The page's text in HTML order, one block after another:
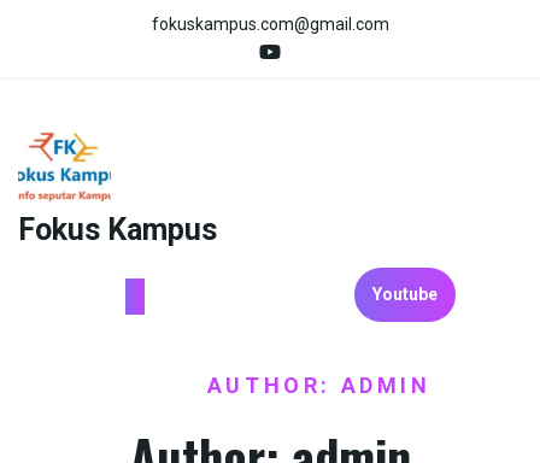
fokuskampus.com@gmail.com
Fokus Kampus
Youtube
AUTHOR: ADMIN